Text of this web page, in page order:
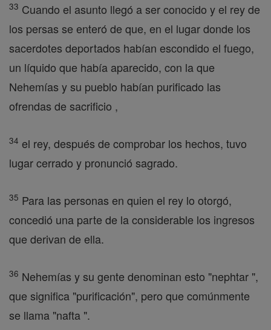
33 Cuando el asunto llegó a ser conocido y el rey de
los persas se enteró de que, en el lugar donde los
sacerdotes deportados habían escondido el fuego,
un líquido que había aparecido, con la que
Nehemías y su pueblo habían purificado las
ofrendas de sacrificio ,
34 el rey, después de comprobar los hechos, tuvo
lugar cerrado y pronunció sagrado.
35 Para las personas en quien el rey lo otorgó,
concedió una parte de la considerable los ingresos
que derivan de ella.
36 Nehemías y su gente denominan esto "nephtar ",
que significa "purificación", pero que comúnmente
se llama "nafta ".